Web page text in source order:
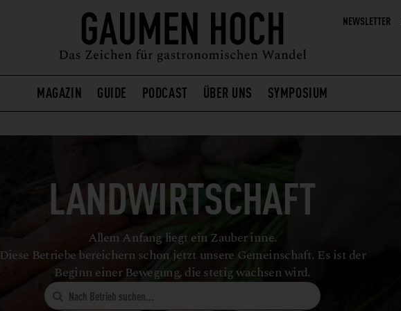
NEWSLETTER
MAGAZIN GUIDE PODCAST ÜBER UNS SYMPOSIUM
LANDWIRTSCHAFT
Allem Anfang liegt ein Zauber inne.
Diese Betriebe bereichern schon jetzt unsere Gemeinschaft. Es ist der
Beginn einer Bewegung, die stetig wachsen wird.
